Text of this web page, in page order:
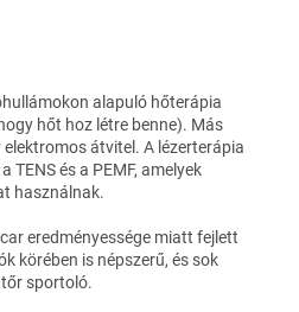
alapuló hőterápia
hőt hoz létre benne). Más
átvitel. A lézerterápia
TENS és a PEMF, amelyek
használnak.
eredményessége miatt fejlett
körében is népszerű, és sok
sportoló.